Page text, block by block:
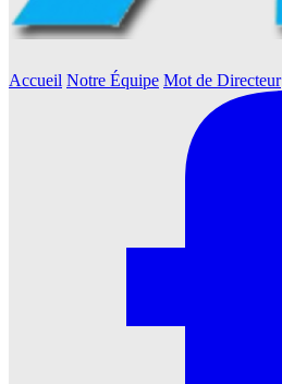
Accueil Notre Équipe Mot de Directeur